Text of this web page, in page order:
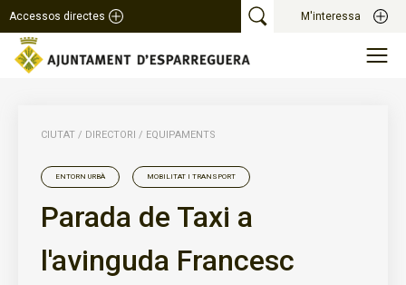
Accessos directes M'interessa
CIUTAT / DIRECTORI / EQUIPAMENTS
ENTORN URBÀ MOBILITAT I TRANSPORT
Parada de Taxi a
l'avinguda Francesc